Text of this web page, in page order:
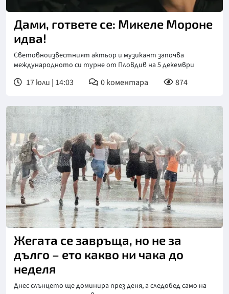
Дами, гответе се: Микеле Мороне
идва!
Световноизвестният актьор и музикант започва
международното си турне от Пловдив на 5 декември
17 юли | 14:03 0коментара 874
Жегата се завръща, но не за
дълго – ето какво ни чака до
неделя
Днес слънцето ще доминира през деня, а следобед само на